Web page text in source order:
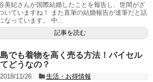
美紀さんが国際結婚したことを報告し、世間がざ
いていますね！ また直筆の結婚報告が達筆だと話
なっています。 中...
記事を読む
でも着物を高く売る方法！バイセル
どうなの？
2018/11/26
生活・お得情報